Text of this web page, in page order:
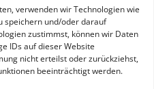
verwenden wir Technologien wie
speichern und/oder darauf
zustimmst, können wir Daten
IDs auf dieser Website
nicht erteilst oder zurückziehst,
beeinträchtigt werden.
Details
CO₂ / km (komb.)*